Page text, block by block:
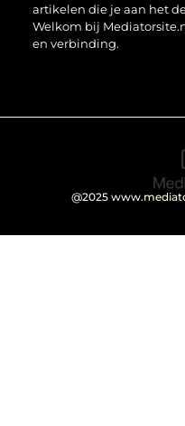
artikelen die je aan het
Welkom bij
en verbinding.
@2025